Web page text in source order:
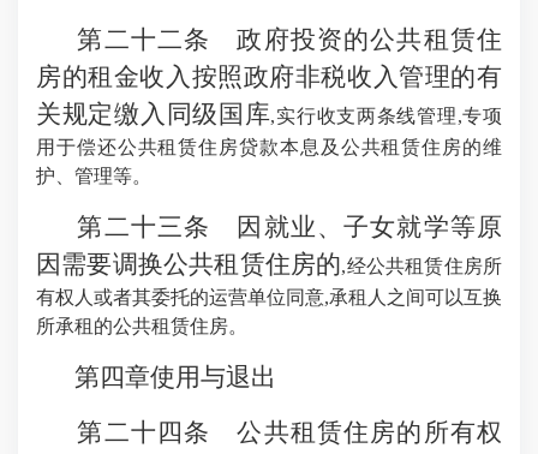
第二十二条 政府投资的公共租赁住
房的租金收入按照政府非税收入管理的有
关规定缴入同级国库,实行收支两条线管理,专项
用于偿还公共租赁住房贷款本息及公共租赁住房的维
护、管理等。
第二十三条 因就业、子女就学等原
因需要调换公共租赁住房的,经公共租赁住房所
有权人或者其委托的运营单位同意,承租人之间可以互换
所承租的公共租赁住房。
第四章使用与退出
第二十四条 公共租赁住房的所有权